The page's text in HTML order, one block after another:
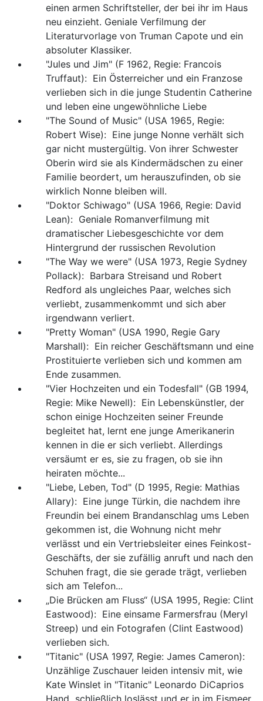
einen armen Schriftsteller, der bei ihr im Haus
neu einzieht. Geniale Verfilmung der
Literaturvorlage von Truman Capote und ein
absoluter Klassiker.
"Jules und Jim" (F 1962, Regie: Francois
Truffaut): Ein Österreicher und ein Franzose
verlieben sich in die junge Studentin Catherine
und leben eine ungewöhnliche Liebe
"The Sound of Music" (USA 1965, Regie:
Robert Wise): Eine junge Nonne verhält sich
gar nicht mustergültig. Von ihrer Schwester
Oberin wird sie als Kindermädschen zu einer
Familie beordert, um herauszufinden, ob sie
wirklich Nonne bleiben will.
"Doktor Schiwago" (USA 1966, Regie: David
Lean): Geniale Romanverfilmung mit
dramatischer Liebesgeschichte vor dem
Hintergrund der russischen Revolution
"The Way we were" (USA 1973, Regie Sydney
Pollack): Barbara Streisand und Robert
Redford als ungleiches Paar, welches sich
verliebt, zusammenkommt und sich aber
irgendwann verliert.
"Pretty Woman" (USA 1990, Regie Gary
Marshall): Ein reicher Geschäftsmann und eine
Prostituierte verlieben sich und kommen am
Ende zusammen.
"Vier Hochzeiten und ein Todesfall" (GB 1994,
Regie: Mike Newell): Ein Lebenskünstler, der
schon einige Hochzeiten seiner Freunde
begleitet hat, lernt ene junge Amerikanerin
kennen in die er sich verliebt. Allerdings
versäumt er es, sie zu fragen, ob sie ihn
heiraten möchte...
"Liebe, Leben, Tod" (D 1995, Regie: Mathias
Allary): Eine junge Türkin, die nachdem ihre
Freundin bei einem Brandanschlag ums Leben
gekommen ist, die Wohnung nicht mehr
verlässt und ein Vertriebsleiter eines Feinkost-
Geschäfts, der sie zufällig anruft und nach den
Schuhen fragt, die sie gerade trägt, verlieben
sich am Telefon...
„Die Brücken am Fluss“ (USA 1995, Regie: Clint
Eastwood): Eine einsame Farmersfrau (Meryl
Streep) und ein Fotografen (Clint Eastwood)
verlieben sich.
"Titanic" (USA 1997, Regie: James Cameron):
Unzählige Zuschauer leiden intensiv mit, wie
Kate Winslet in "Titanic" Leonardo DiCaprios
Hand schließlich loslässt und er in im Eismeer